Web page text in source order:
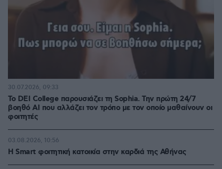
Το DEI College παρουσιάζει τη Sophia. Την πρώτη 24/7
βοηθό AI που αλλάζει τον τρόπο με τον οποίο μαθαίνουν οι
φοιτητές
30.07.2026, 09:33
Η Smart φοιτητική κατοικία στην καρδιά της Αθήνας
03.08.2026, 10:56